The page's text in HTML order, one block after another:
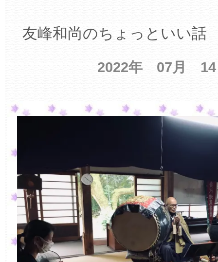
友峰和尚のちょっといい話
2022年 07月